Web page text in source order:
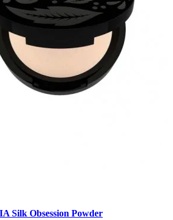
Silk Obsession Powder